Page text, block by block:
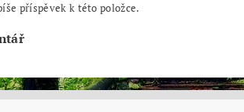
příspěvek k této položce.